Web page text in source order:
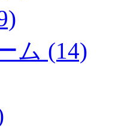
ム (14)